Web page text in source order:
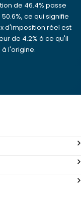
de 46.4% passe
ce qui signifie
d'imposition réel est
de 4.2% à ce qu'il
l'origine.